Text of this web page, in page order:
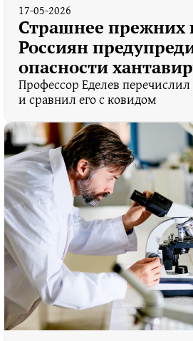
17-05-2026
Страшнее прежних
Россиян
опасности
Профессор Еделев
и сравнил его с ковидом